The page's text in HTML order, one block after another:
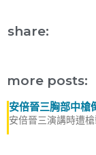
share:
more posts:
安倍晉三胸部中槍
安倍晉三演講時遭